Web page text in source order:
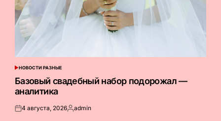
ОПУБЛИКОВАНО
В
НОВОСТИ РАЗНЫЕ
Базовый свадебный набор подорожал —
аналитика
Опубликовано
4 августа, 2026Запись
admin